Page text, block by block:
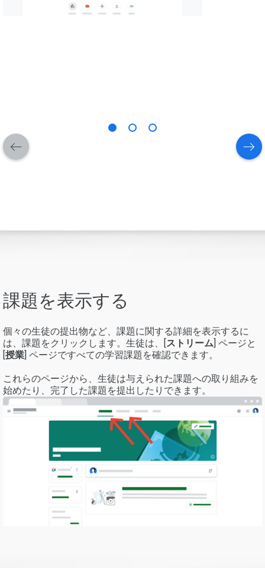
課題を表示する
個々の生徒の提出物など、課題に関する詳細を表示するに
は、課題をクリックします。生徒は、[ストリーム] ページと
[授業] ページですべての学習課題を確認できます。
これらのページから、生徒は与えられた課題への取り組みを
始めたり、完了した課題を提出したりできます。